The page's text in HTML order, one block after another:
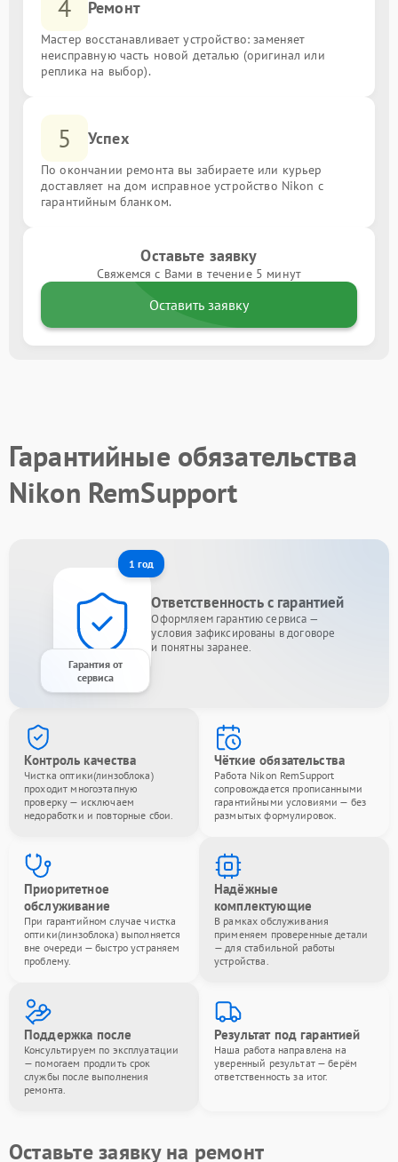
4 Ремонт
Мастер восстанавливает устройство: заменяет
неисправную часть новой деталью (оригинал или
реплика на выбор).
5 Успех
По окончании ремонта вы забираете или курьер
доставляет на дом исправное устройство Nikon с
гарантийным бланком.
Оставьте заявку
Свяжемся с Вами в течение 5 минут
Оставить заявку
Гарантийные обязательства
Nikon RemSupport
1 год
Гарантия от
сервиса
Ответственность с гарантией
Оформляем гарантию сервиса —
условия зафиксированы в договоре
и понятны заранее.
Контроль качества
Чистка оптики(линзоблока)
проходит многоэтапную
проверку — исключаем
недоработки и повторные сбои.
Чёткие обязательства
Работа Nikon RemSupport
сопровождается прописанными
гарантийными условиями — без
размытых формулировок.
Приоритетное
обслуживание
При гарантийном случае чистка
оптики(линзоблока) выполняется
вне очереди — быстро устраняем
проблему.
Надёжные
комплектующие
В рамках обслуживания
применяем проверенные детали
— для стабильной работы
устройства.
Поддержка после
Консультируем по эксплуатации
— помогаем продлить срок
службы после выполнения
ремонта.
Результат под гарантией
Наша работа направлена на
уверенный результат — берём
ответственность за итог.
Оставьте заявку на ремонт